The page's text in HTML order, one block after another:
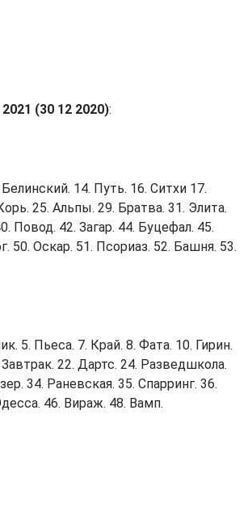
(30 12 2020):
14. Путь. 16. Ситхи 17.
25. Альпы. 29. Братва. 31. Элита.
Повод. 42. Загар. 44. Буцефал. 45.
50. Оскар. 51. Псориаз. 52. Башня. 53.
5. Пьеса. 7. Край. 8. Фата. 10. Гирин.
22. Дартс. 24. Разведшкола.
34. Раневская. 35. Спарринг. 36.
46. Вираж. 48. Вамп.